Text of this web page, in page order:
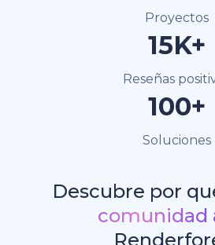
Proyectos
15K+
Reseñas
100+
Soluciones
Descubre por
comunidad